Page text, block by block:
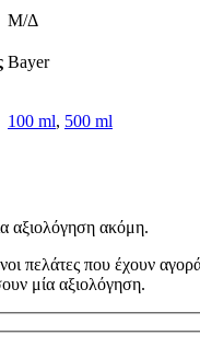
Μ/Δ
Bayer
100 ml, 500 ml
αξιολόγηση ακόμη.
πελάτες που έχουν
μία αξιολόγηση.